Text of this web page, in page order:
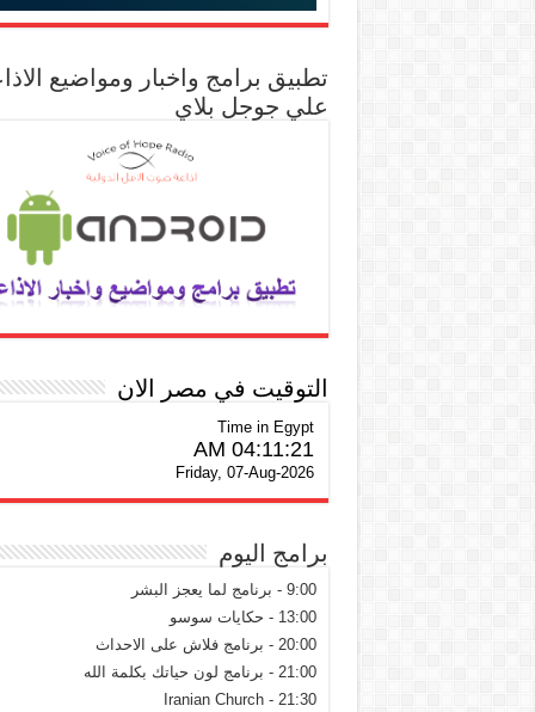
تطبيق برامج واخبار ومواضيع
علي جوجل بلاي
التوقيت في مصر الان
Time in Egypt
04:11:21 AM
Friday, 07-Aug-2026
برامج اليوم
9:00 - برنامج لما يعجز البشر
13:00 - حكايات سوسو
20:00 - برنامج فلاش على الاحداث
21:00 - برنامج لون حياتك بكلمة الله
21:30 - Iranian Church